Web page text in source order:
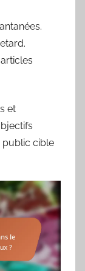
et
public cible